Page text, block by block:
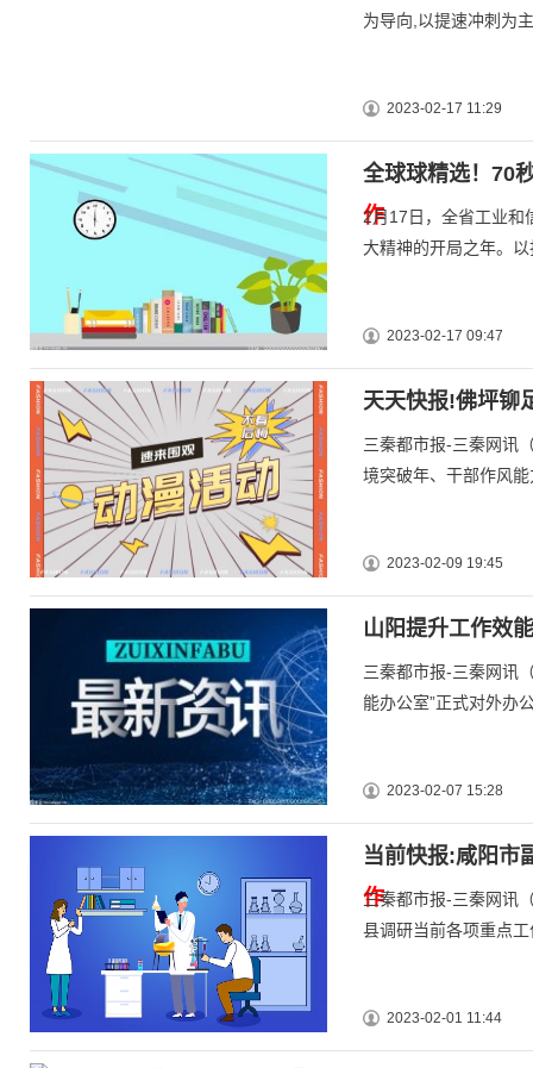
为导向,以提速冲刺为
2023-02-17 11:29
全球球精选！70
作
2月17日，全省工业和
大精神的开局之年。
2023-02-17 09:47
天天快报!佛坪铆
三秦都市报-三秦网讯
境突破年、干部作风
2023-02-09 19:45
山阳提升工作效
三秦都市报-三秦网讯
能办公室”正式对外办
2023-02-07 15:28
当前快报:咸阳市
作
三秦都市报-三秦网讯
县调研当前各项重点
2023-02-01 11:44